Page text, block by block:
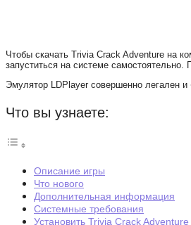
Чтобы скачать Trivia Crack Adventure на
запуститься на системе
Эмулятор LDPlayer совершенно легален и
Что вы узнаете:
Описание игры
Что нового
Дополнительная информация
Системные требования
Установить Trivia Crack